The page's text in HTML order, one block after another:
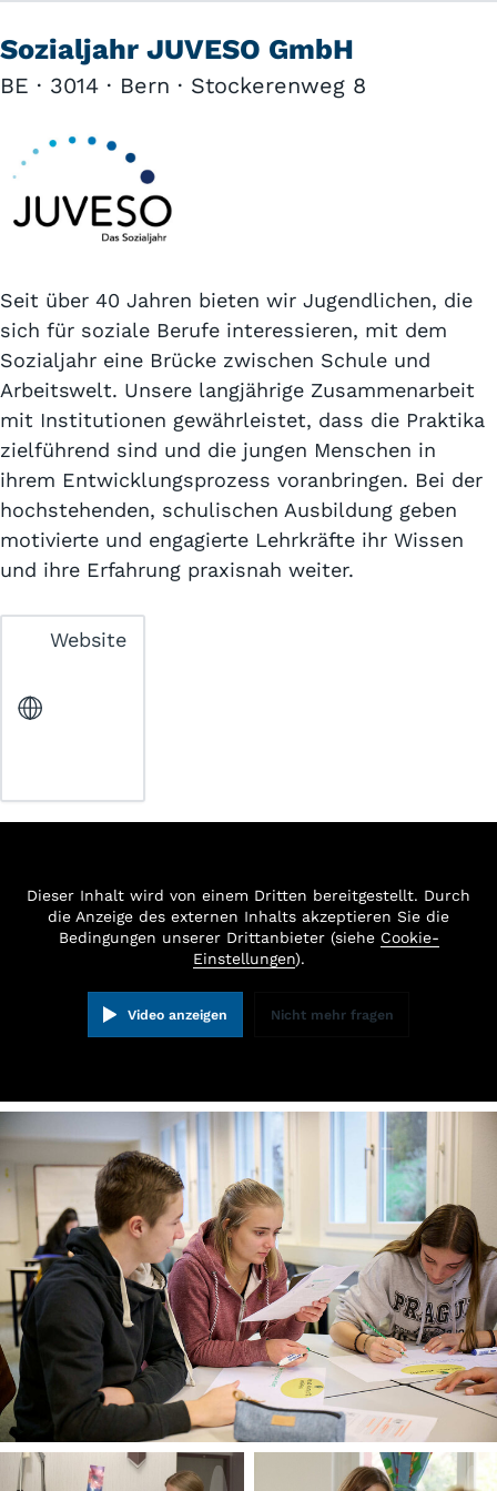
Sozialjahr JUVESO GmbH
BE · 3014 · Bern · Stockerenweg 8
Seit über 40 Jahren bieten wir Jugendlichen, die
sich für soziale Berufe interessieren, mit dem
Sozialjahr eine Brücke zwischen Schule und
Arbeitswelt. Unsere langjährige Zusammenarbeit
mit Institutionen gewährleistet, dass die Praktika
zielführend sind und die jungen Menschen in
ihrem Entwicklungsprozess voranbringen. Bei der
hochstehenden, schulischen Ausbildung geben
motivierte und engagierte Lehrkräfte ihr Wissen
und ihre Erfahrung praxisnah weiter.
Website
Dieser Inhalt wird von einem Dritten bereitgestellt. Durch
die Anzeige des externen Inhalts akzeptieren Sie die
Bedingungen unserer Drittanbieter (siehe Cookie-
Einstellungen).
Video anzeigen Nicht mehr fragen